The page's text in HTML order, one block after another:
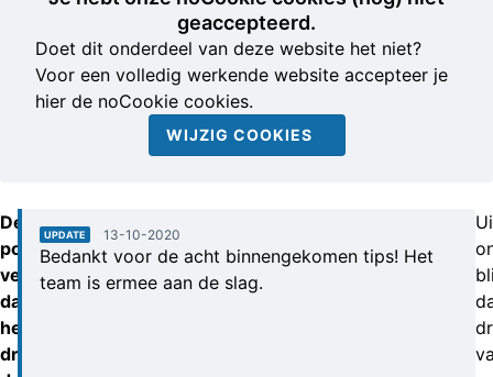
geaccepteerd.
Doet dit onderdeel van deze website het niet?
Voor een volledig werkende website accepteer je
hier de noCookie cookies.
WIJZIG COOKIES
De
politie
vermoedt
dat
het
drugsafval
UPDATE 13-10-2020
Bedankt voor de acht binnengekomen tips! Het
team is ermee aan de slag.